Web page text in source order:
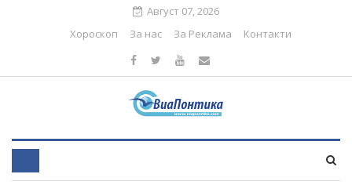
Август 07, 2026
Хороскоп
За нас За Реклама Контакти